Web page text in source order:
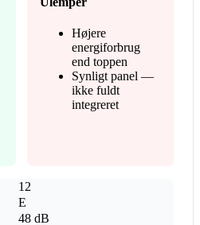
Højere
energiforbrug
end toppen
Synligt panel —
ikke fuldt
integreret
12
E
48 dB